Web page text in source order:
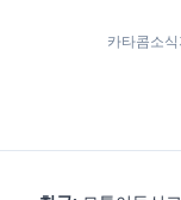
카타콤소식